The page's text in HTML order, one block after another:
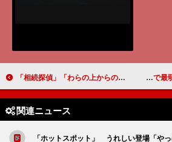
「相続探偵」「わらの上からの養子。今回も勉強になりました」「両極端の人物を同じ顔で演じ分けた佐野史郎さんがすごかった」
関連ニュース
「ホットスポット」 うれしい登場「や